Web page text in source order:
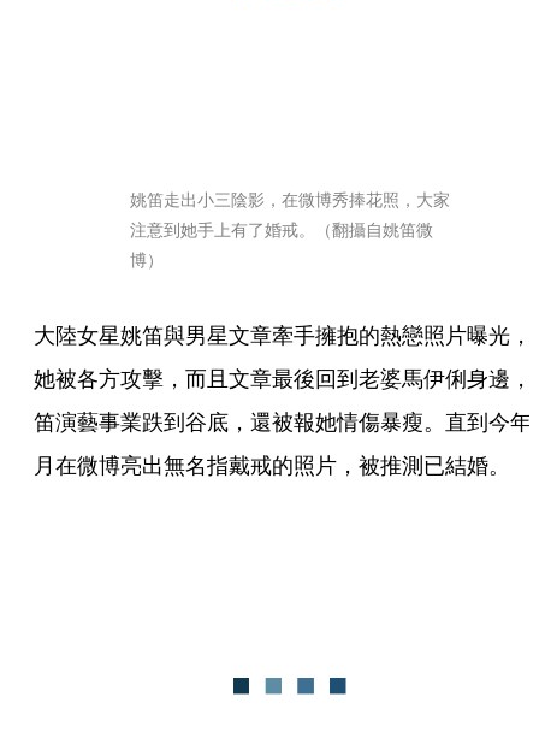
姚笛走出小三陰影，在微博秀捧花照，大家
注意到她手上有了婚戒。（翻攝自姚笛微
博）
大陸女星姚笛與男星文章牽手擁抱的熱戀照片曝光，
她被各方攻擊，而且文章最後回到老婆馬伊俐身邊，
笛演藝事業跌到谷底，還被報她情傷暴瘦。直到今年
月在微博亮出無名指戴戒的照片，被推測已結婚。